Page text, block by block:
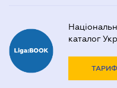
каталог